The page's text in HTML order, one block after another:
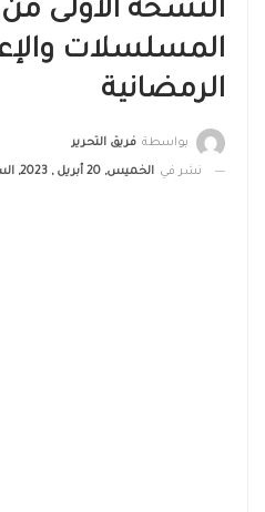
النسخة الأولى
المسلسلات
الرمضانية
بواسطة فريق التحرير
نشر في الخميس, 20 أبريل , 2023, الساعة 7:29 م